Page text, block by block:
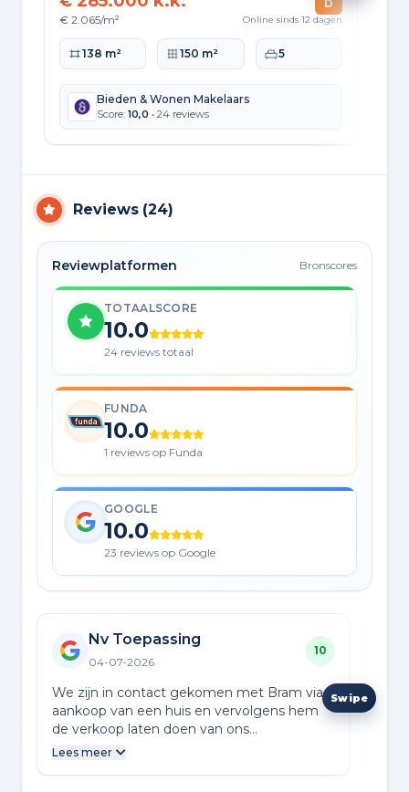
€ 2.065/m²
D
Online sinds 12 dagen
Woonoppervlakte
138 m² Perceeloppervlakte
150 m² Slaapkamers
5
Bieden & Wonen Makelaars
Score: 10,0 • 24 reviews
Reviews (24)
Reviewplatformen Bronscores
TOTAALSCORE
10.0
24 reviews totaal
FUNDA
10.0
1 reviews op Funda
GOOGLE
10.0
23 reviews op Google
Nv Toepassing
04-07-2026
10
We zijn in contact gekomen met Bram via
aankoop van een huis en vervolgens hem
de verkoop laten doen van ons
appartement. Een meer persoonlijke
Lees meer